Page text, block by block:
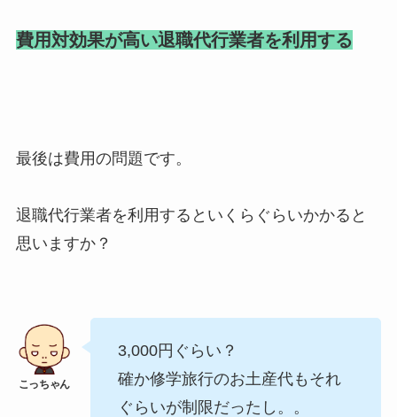
費用対効果が高い退職代行業者を利用する
最後は費用の問題です。
退職代行業者を利用するといくらぐらいかかると
思いますか？
3,000円ぐらい？
確か修学旅行のお土産代もそれ
ぐらいが制限だったし。。